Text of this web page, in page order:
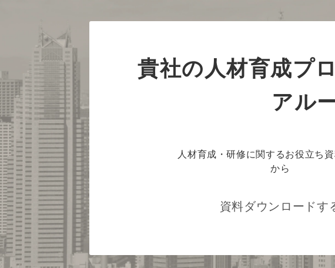
貴社の人材育成プ
アル
人材育成・研修に関するお役立ち
から
資料ダウンロードす